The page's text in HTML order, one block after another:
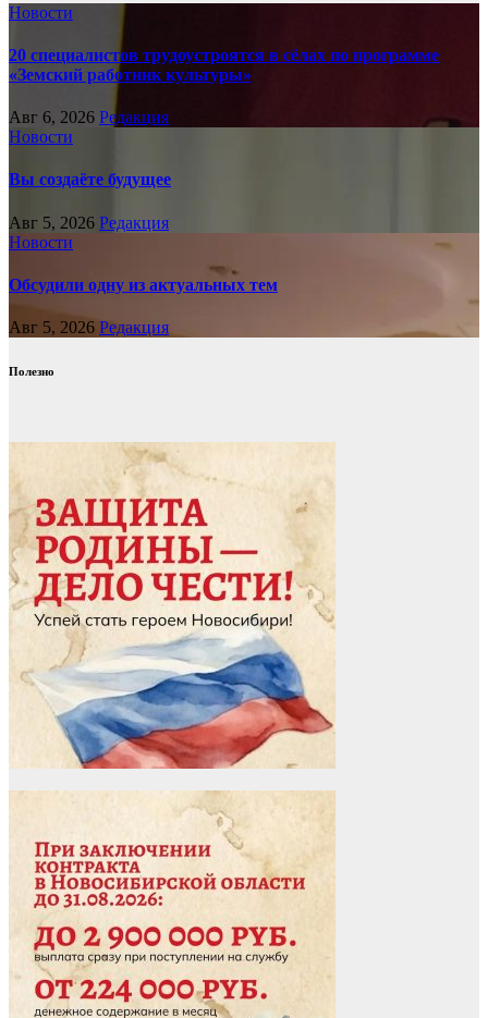
Новости
20 специалистов трудоустроятся в сёлах по программе
«Земский работник культуры»
Авг 6, 2026 Редакция
Новости
Вы создаёте будущее
Авг 5, 2026 Редакция
Новости
Обсудили одну из актуальных тем
Авг 5, 2026 Редакция
Полезно